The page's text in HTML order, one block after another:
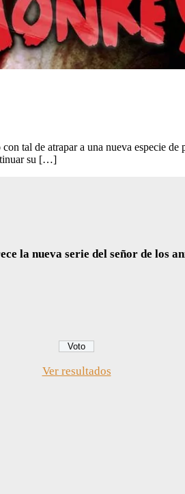
tal de atrapar a una nueva especie
su […]
la nueva serie del señor de los
Ver resultados